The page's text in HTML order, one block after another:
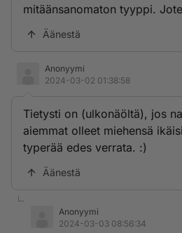
mitäänsanomaton tyyppi.
Äänestä
Anonyymi
2024-03-02 01:38:58
Tietysti on (ulkonäöltä), jos
aiemmat olleet miehensä
typerää edes verrata. :)
Äänestä
Anonyymi
2024-03-03 08:56:34